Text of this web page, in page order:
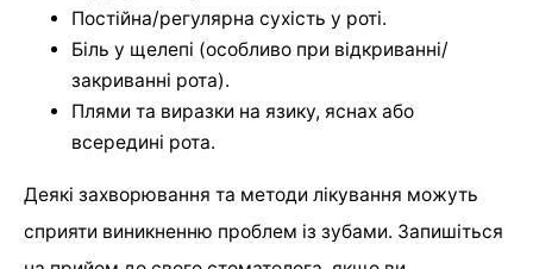
Постійна/регулярна сухість у роті.
Біль у щелепі (особливо при відкриванні/
закриванні рота).
Плями та виразки на язику, яснах або
всередині рота.
Деякі захворювання та методи лікування можуть
сприяти виникненню проблем із зубами. Запишіться